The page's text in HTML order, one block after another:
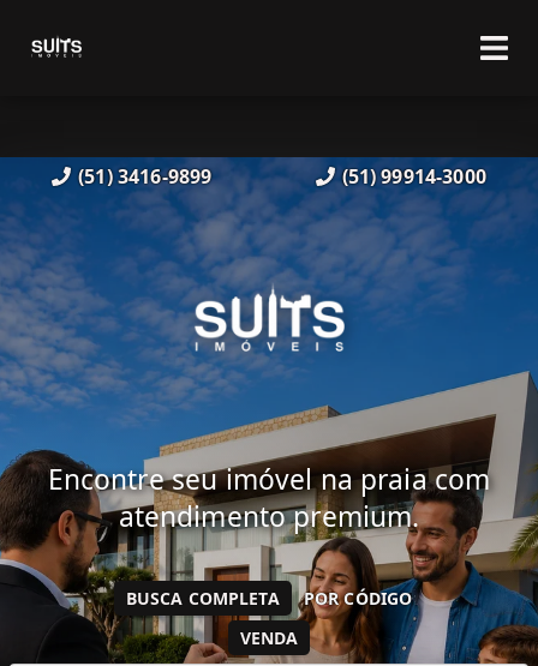
(51) 3416-9899 (51) 99914-3000
Encontre seu imóvel na praia com
atendimento premium.
VENDA
BUSCA COMPLETA POR CÓDIGO